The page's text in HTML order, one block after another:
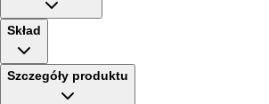
Skład
Szczegóły produktu